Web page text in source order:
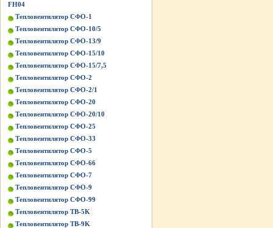
FH04
Тепловентилятор СФО-1
Тепловентилятор СФО-10/5
Тепловентилятор СФО-13/9
Тепловентилятор СФО-15/10
Тепловентилятор СФО-15/7,5
Тепловентилятор СФО-2
Тепловентилятор СФО-2/1
Тепловентилятор СФО-20
Тепловентилятор СФО-20/10
Тепловентилятор СФО-25
Тепловентилятор СФО-33
Тепловентилятор СФО-5
Тепловентилятор СФО-66
Тепловентилятор СФО-7
Тепловентилятор СФО-9
Тепловентилятор СФО-99
Тепловентилятор ТВ-5K
Тепловентилятор ТВ-9K